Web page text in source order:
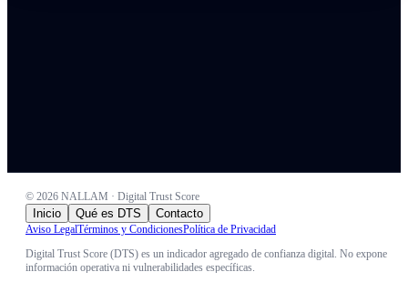
© 2026 NALLAM · Digital Trust Score
Inicio Qué es DTS Contacto
Aviso LegalTérminos y CondicionesPolítica de Privacidad
Digital Trust Score (DTS) es un indicador agregado de confianza digital. No expone
información operativa ni vulnerabilidades específicas.